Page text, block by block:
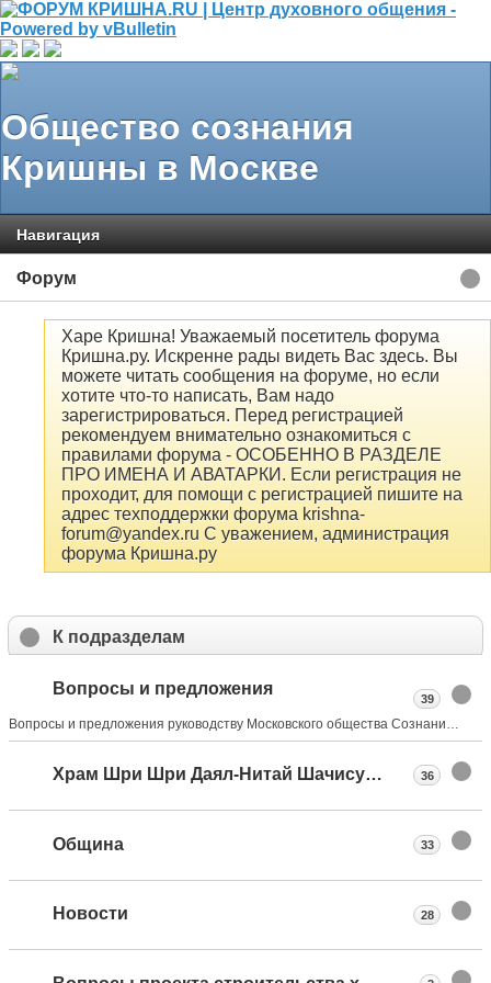
Общество сознания
Кришны в Москве
Навигация
Форум
Харе Кришна! Уважаемый посетитель форума
Кришна.ру. Искренне рады видеть Вас здесь. Вы
можете читать сообщения на форуме, но если
хотите что-то написать, Вам надо
зарегистрироваться. Перед регистрацией
рекомендуем внимательно ознакомиться с
правилами форума - ОСОБЕННО В РАЗДЕЛЕ
ПРО ИМЕНА И АВАТАРКИ. Если регистрация не
проходит, для помощи с регистрацией пишите на
адрес техподдержки форума krishna-
forum@yandex.ru С уважением, администрация
форума Кришна.ру
К подразделам
Вопросы и предложения
Вопросы и предложения руководству Московского общества Сознания Кришны
39
Храм Шри Шри Даял-Нитай Шачисуты 36
Община 33
Новости 28